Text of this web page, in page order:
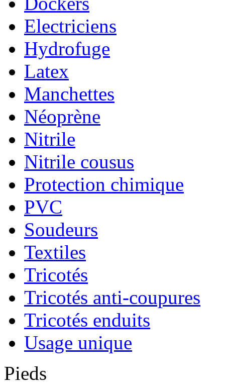
Electriciens
Hydrofuge
Latex
Manchettes
Néoprène
Nitrile
Nitrile cousus
Protection chimique
PVC
Soudeurs
Textiles
Tricotés
Tricotés anti-coupures
Tricotés enduits
Usage unique
Pieds